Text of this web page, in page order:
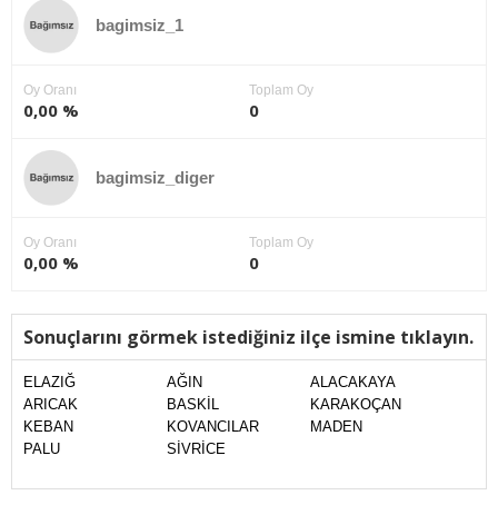
bagimsiz_1
Oy Oranı
0,00 %
Toplam Oy
0
bagimsiz_diger
Oy Oranı
0,00 %
Toplam Oy
0
Sonuçlarını görmek istediğiniz ilçe ismine tıklayın.
ELAZIĞ AĞIN
ALACAKAYA
ARICAK
BASKİL
KARAKOÇAN
KEBAN
KOVANCILAR
MADEN
PALU
SİVRİCE